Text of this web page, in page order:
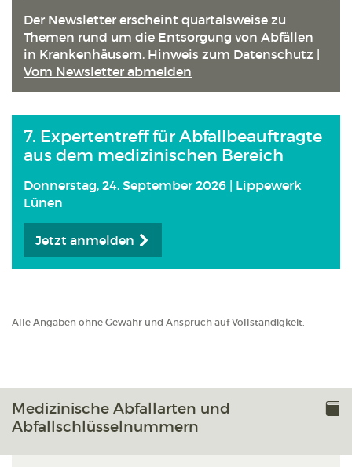
Der Newsletter erscheint quartals­weise zu
Themen rund um die Entsorgung von Abfällen
in Kranken­häusern. Hinweis zum Datenschutz
Vom Newsletter abmelden
7. Expertentreff für Abfallbeauftragte
aus dem medizinischen Bereich
Donnerstag, 24. September 2026 | Lippewerk
Lünen
Jetzt anmelden
Alle Angaben ohne Gewähr und Anspruch auf Vollständigkeit.
Medizinische Abfallarten und
Abfallschlüsselnummern